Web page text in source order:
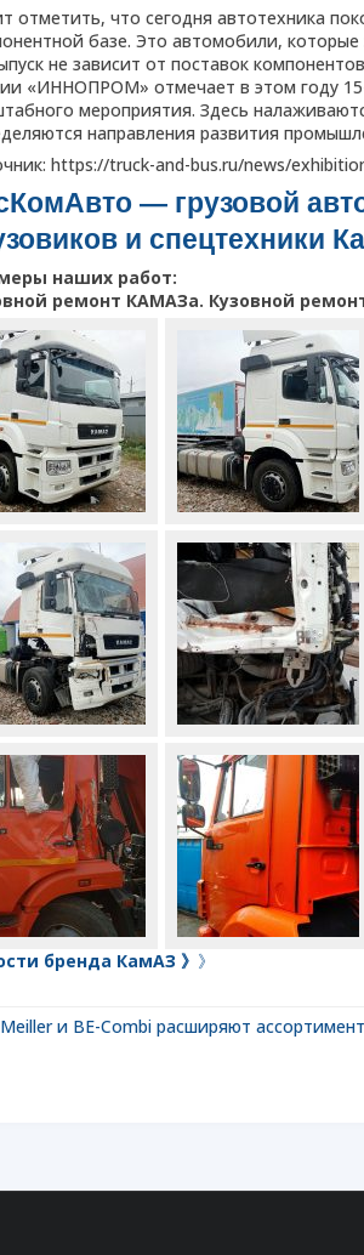
отметить, что сегодня автотехника
базе. Это автомобили,
не зависит от поставок
«ИННОПРОМ» отмечает в этом году
мероприятия. Здесь
направления развития
https://truck-and-bus.ru/news/
— грузовой
и спецтехники
наших работ:
ремонт КАМАЗа. Кузовной
бренда КамАЗ 》 》
Meiller и BE-Combi расширяют